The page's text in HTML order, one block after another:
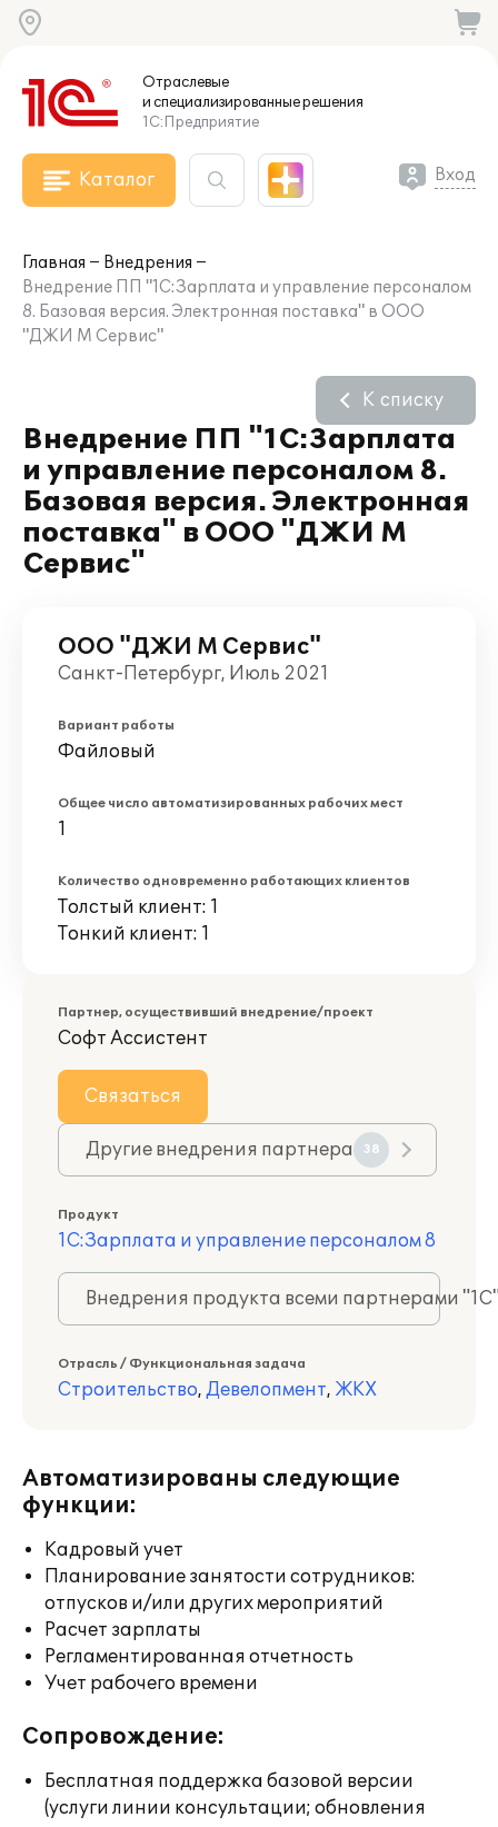
Отраслевые
и специализированныерешения
1С:Предприятие
Каталог Вход
Главная
Внедрения
Внедрение ПП "1С:Зарплата и управление персоналом
8. Базовая версия. Электронная поставка" в ООО
"ДЖИ М Сервис"
Внедрение ПП "1С:Зарплата
и управление персоналом 8.
Базовая версия. Электронная
поставка" в ООО "ДЖИ М
Сервис"
К списку
ООО "ДЖИ М Сервис"
Санкт-Петербург, Июль 2021
Вариант работы
Файловый
Общее число автоматизированных рабочих мест
1
Количество одновременно работающих клиентов
Толстый клиент: 1
Тонкий клиент: 1
Партнер, осуществивший внедрение/проект
Софт Ассистент
Связаться
Другие внедрения партнера 38
Продукт
1С:Зарплата и управление персоналом 8
Внедрения продукта всеми партнерами
Отрасль / Функциональная задача
Строительство, Девелопмент, ЖКХ
Автоматизированы следующие
функции:
Кадровый учет
Планирование занятости сотрудников:
отпусков и/или других мероприятий
Расчет зарплаты
Регламентированная отчетность
Учет рабочего времени
Сопровождение:
Бесплатная поддержка базовой версии
(услуги линии консультации; обновления